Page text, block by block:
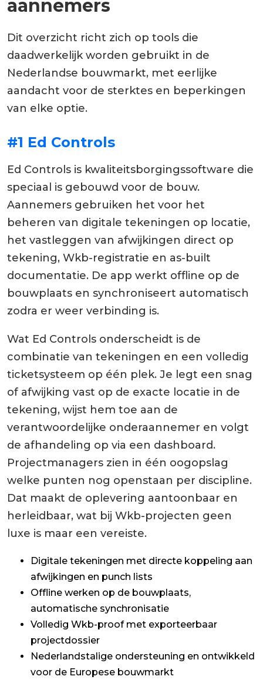
aannemers
Dit overzicht richt zich op tools die
daadwerkelijk worden gebruikt in de
Nederlandse bouwmarkt, met eerlijke
aandacht voor de sterktes en beperkingen
van elke optie.
#1 Ed Controls
Ed Controls is kwaliteitsborgingssoftware die
speciaal is gebouwd voor de bouw.
Aannemers gebruiken het voor het
beheren van digitale tekeningen op locatie,
het vastleggen van afwijkingen direct op
tekening, Wkb-registratie en as-built
documentatie. De app werkt offline op de
bouwplaats en synchroniseert automatisch
zodra er weer verbinding is.
Wat Ed Controls onderscheidt is de
combinatie van tekeningen en een volledig
ticketsysteem op één plek. Je legt een snag
of afwijking vast op de exacte locatie in de
tekening, wijst hem toe aan de
verantwoordelijke onderaannemer en volgt
de afhandeling op via een dashboard.
Projectmanagers zien in één oogopslag
welke punten nog openstaan per discipline.
Dat maakt de oplevering aantoonbaar en
herleidbaar, wat bij Wkb-projecten geen
luxe is maar een vereiste.
Digitale tekeningen met directe koppeling aan
afwijkingen en punch lists
Offline werken op de bouwplaats,
automatische synchronisatie
Volledig Wkb-proof met exporteerbaar
projectdossier
Nederlandstalige ondersteuning en ontwikkeld
voor de Europese bouwmarkt